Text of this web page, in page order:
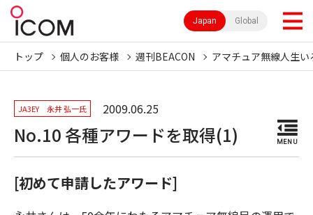
Japan Global
トップ 個人のお客様 週刊BEACON アマチュア無線人生い
JA3EY 永井 弘一氏 2009.06.25
No.10 各種アワードを取得(1) MENU
[初めて申請したアワード]